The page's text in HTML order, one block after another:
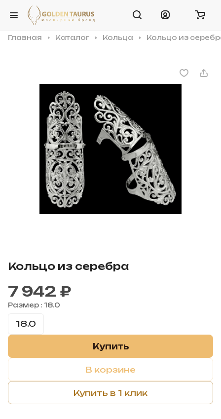
Главная Каталог Кольца Кольцо из
Кольцо из серебра
7 942 ₽
Размер : 18.0
18.0
Купить
В корзине
Купить в 1 клик